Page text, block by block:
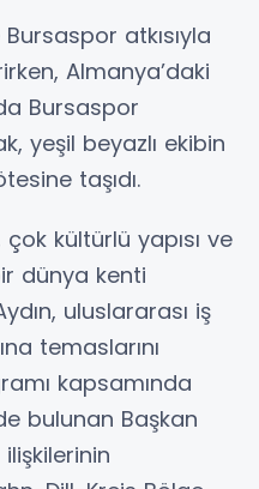
atkısıyla
Almanya’daki
Bursaspor
yeşil beyazlı ekibin
taşıdı.
çok kültürlü yapısı ve
dünya kenti
uluslararası iş
temaslarını
kapsamında
bulunan Başkan